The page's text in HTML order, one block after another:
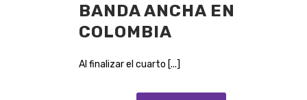
BANDA ANCHA EN
COLOMBIA
Al finalizar el cuarto [...]